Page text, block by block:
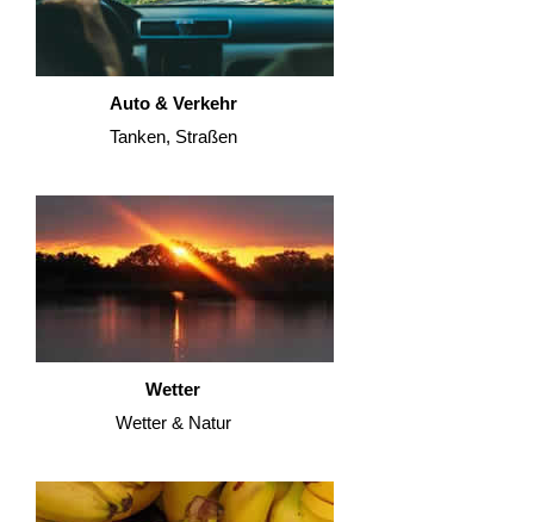
Auto & Verkehr
Tanken, Straßen
Wetter
Wetter & Natur